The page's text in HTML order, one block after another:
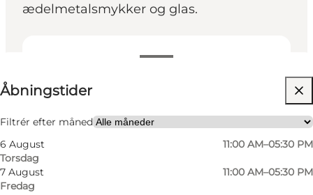
ædelmetalsmykker og glas.
Åbningstider
Filtrér efter måned
6 August
Torsdag
11:00 AM–05:30 PM
7 August
Fredag
11:00 AM–05:30 PM
Besøg hjemmeside